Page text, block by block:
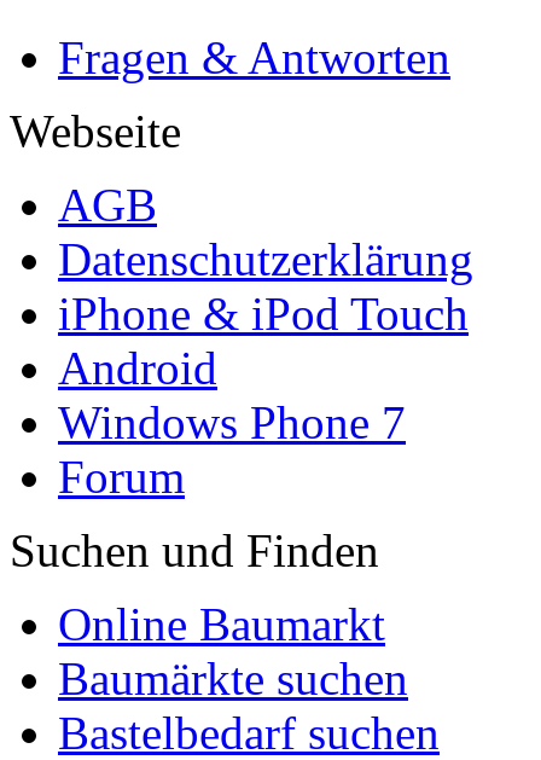
Fragen & Antworten
Webseite
AGB
Datenschutzerklärung
iPhone & iPod Touch
Android
Windows Phone 7
Forum
Suchen und Finden
Online Baumarkt
Baumärkte suchen
Bastelbedarf suchen